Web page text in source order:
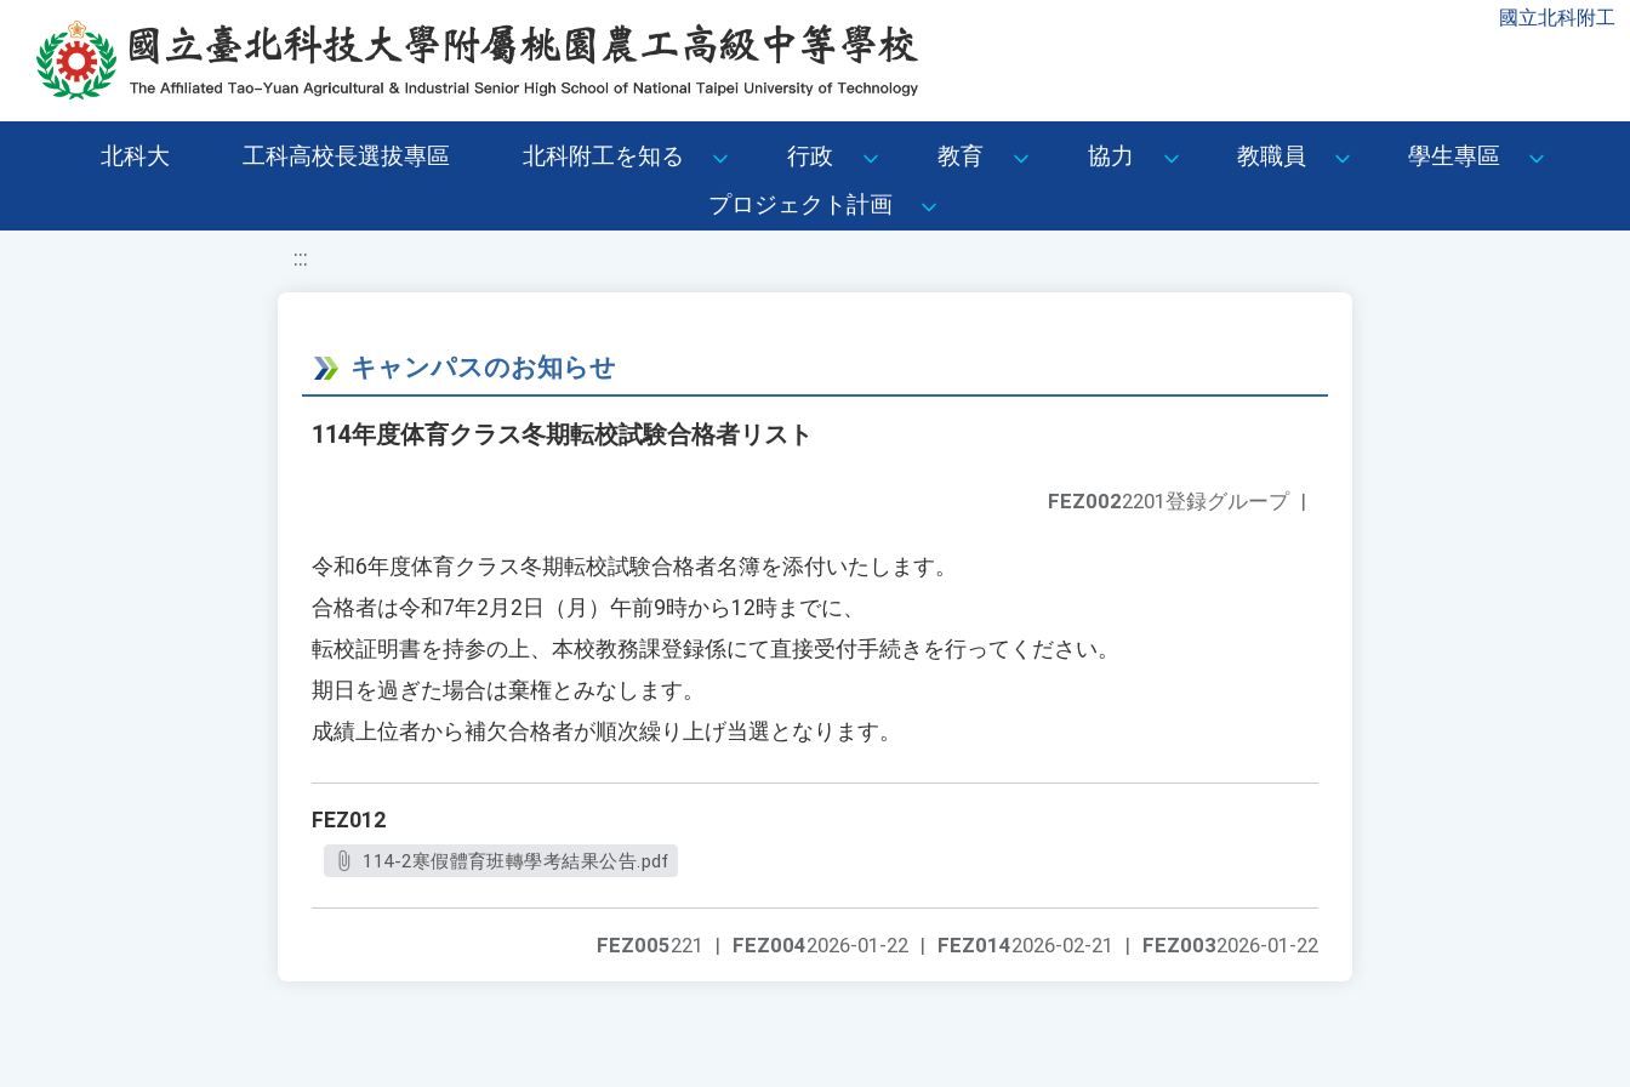
移至網頁之主要內容區位置 國立北科附工
北科大 工科高校長選拔專區 北科附工を知る 行政 教育 協力 教職員
學生專區
プロジェクト計画
:::
キャンパスのお知らせ
114年度体育クラス冬期転校試験合格者リスト
FEZ0022201登録グループ |
令和6年度体育クラス冬期転校試験合格者名簿を添付いたします。
合格者は令和7年2月2日（月）午前9時から12時までに、
転校証明書を持参の上、本校教務課登録係にて直接受付手続きを行ってください。
期日を過ぎた場合は棄権とみなします。
成績上位者から補欠合格者が順次繰り上げ当選となります。
FEZ012
114-2寒假體育班轉學考結果公告.pdf
FEZ0032026-01-22
FEZ0142026-02-21 |
FEZ0042026-01-22 |
FEZ005221 |